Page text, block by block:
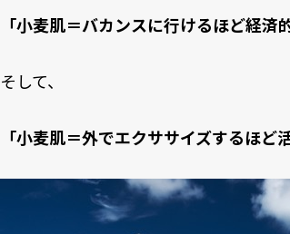
「小麦肌＝バカンスに行けるほど経済
そして、
「小麦肌＝外でエクササイズするほど